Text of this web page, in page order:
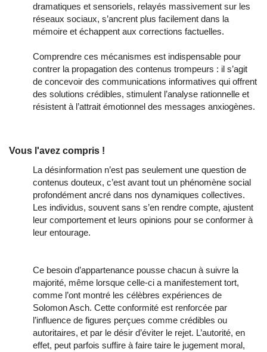
dramatiques et sensoriels, relayés massivement sur les
réseaux sociaux, s’ancrent plus facilement dans la
mémoire et échappent aux corrections factuelles.
Comprendre ces mécanismes est indispensable pour
contrer la propagation des contenus trompeurs : il s’agit
de concevoir des communications informatives qui offrent
des solutions crédibles, stimulent l’analyse rationnelle et
résistent à l’attrait émotionnel des messages anxiogènes.
Vous l'avez compris !
La désinformation n’est pas seulement une question de
contenus douteux, c’est avant tout un phénomène social
profondément ancré dans nos dynamiques collectives.
Les individus, souvent sans s’en rendre compte, ajustent
leur comportement et leurs opinions pour se conformer à
leur entourage.
Ce besoin d’appartenance pousse chacun à suivre la
majorité, même lorsque celle-ci a manifestement tort,
comme l’ont montré les célèbres expériences de
Solomon Asch. Cette conformité est renforcée par
l’influence de figures perçues comme crédibles ou
autoritaires, et par le désir d’éviter le rejet. L’autorité, en
effet, peut parfois suffire à faire taire le jugement moral,